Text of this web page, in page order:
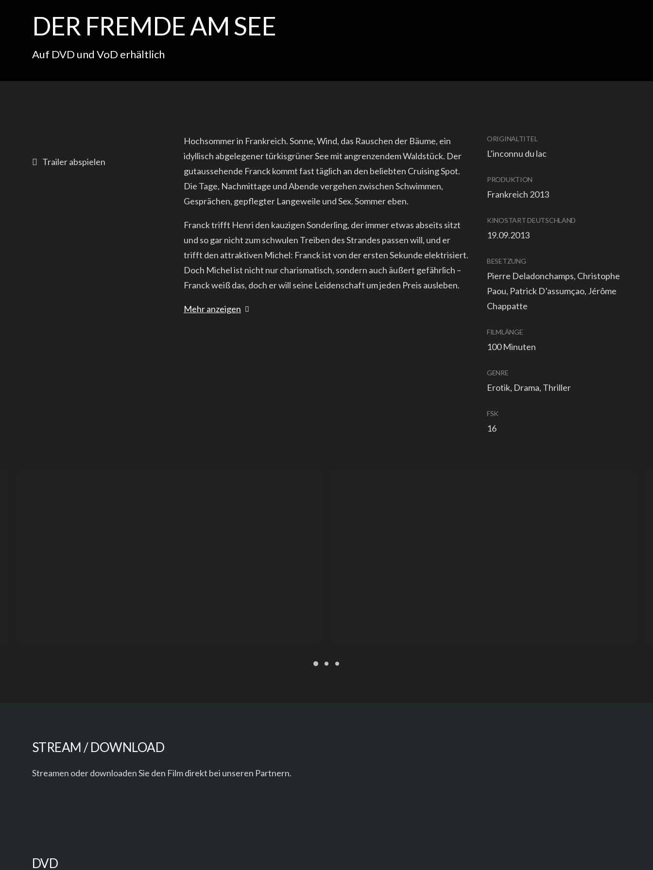
DER FREMDE AM SEE
Auf DVD und VoD erhältlich
Trailer abspielen
Hochsommer in Frankreich. Sonne, Wind, das Rauschen der Bäume, ein
idyllisch abgelegener türkisgrüner See mit angrenzendem Waldstück. Der
gutaussehende Franck kommt fast täglich an den beliebten Cruising Spot.
Die Tage, Nachmittage und Abende vergehen zwischen Schwimmen,
Gesprächen, gepflegter Langeweile und Sex. Sommer eben.
Franck trifft Henri den kauzigen Sonderling, der immer etwas abseits sitzt
und so gar nicht zum schwulen Treiben des Strandes passen will, und er
trifft den attraktiven Michel: Franck ist von der ersten Sekunde elektrisiert.
Doch Michel ist nicht nur charismatisch, sondern auch äußert gefährlich –
Franck weiß das, doch er will seine Leidenschaft um jeden Preis ausleben.
Mehr anzeigen
ORIGINALTITEL
L’inconnu du lac
PRODUKTION
Frankreich 2013
KINOSTART DEUTSCHLAND
19.09.2013
BESETZUNG
Pierre Deladonchamps, Christophe
Paou, Patrick D’assumçao, Jérôme
Chappatte
FILMLÄNGE
100 Minuten
GENRE
Erotik, Drama, Thriller
FSK
16
STREAM / DOWNLOAD
Streamen oder downloaden Sie den Film direkt bei unseren Partnern.
DVD